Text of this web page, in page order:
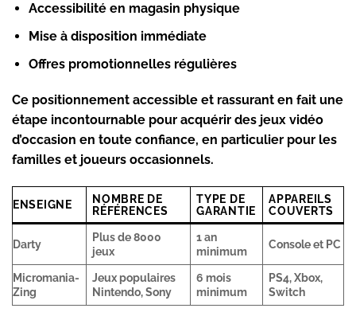
Accessibilité en magasin physique
Mise à disposition immédiate
Offres promotionnelles régulières
Ce positionnement accessible et rassurant en fait une
étape incontournable pour acquérir des jeux vidéo
d’occasion en toute confiance, en particulier pour les
familles et joueurs occasionnels.
ENSEIGNE
NOMBRE DE
RÉFÉRENCES
TYPE DE
GARANTIE
APPAREILS
COUVERTS
Darty
Plus de 8000
jeux
1 an
minimum
Console et PC
Micromania-
Zing
Jeux populaires
Nintendo, Sony
6 mois
minimum
PS4, Xbox,
Switch